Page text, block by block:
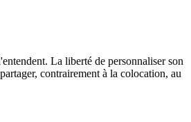
La liberté de personnaliser son
contrairement à la colocation, au